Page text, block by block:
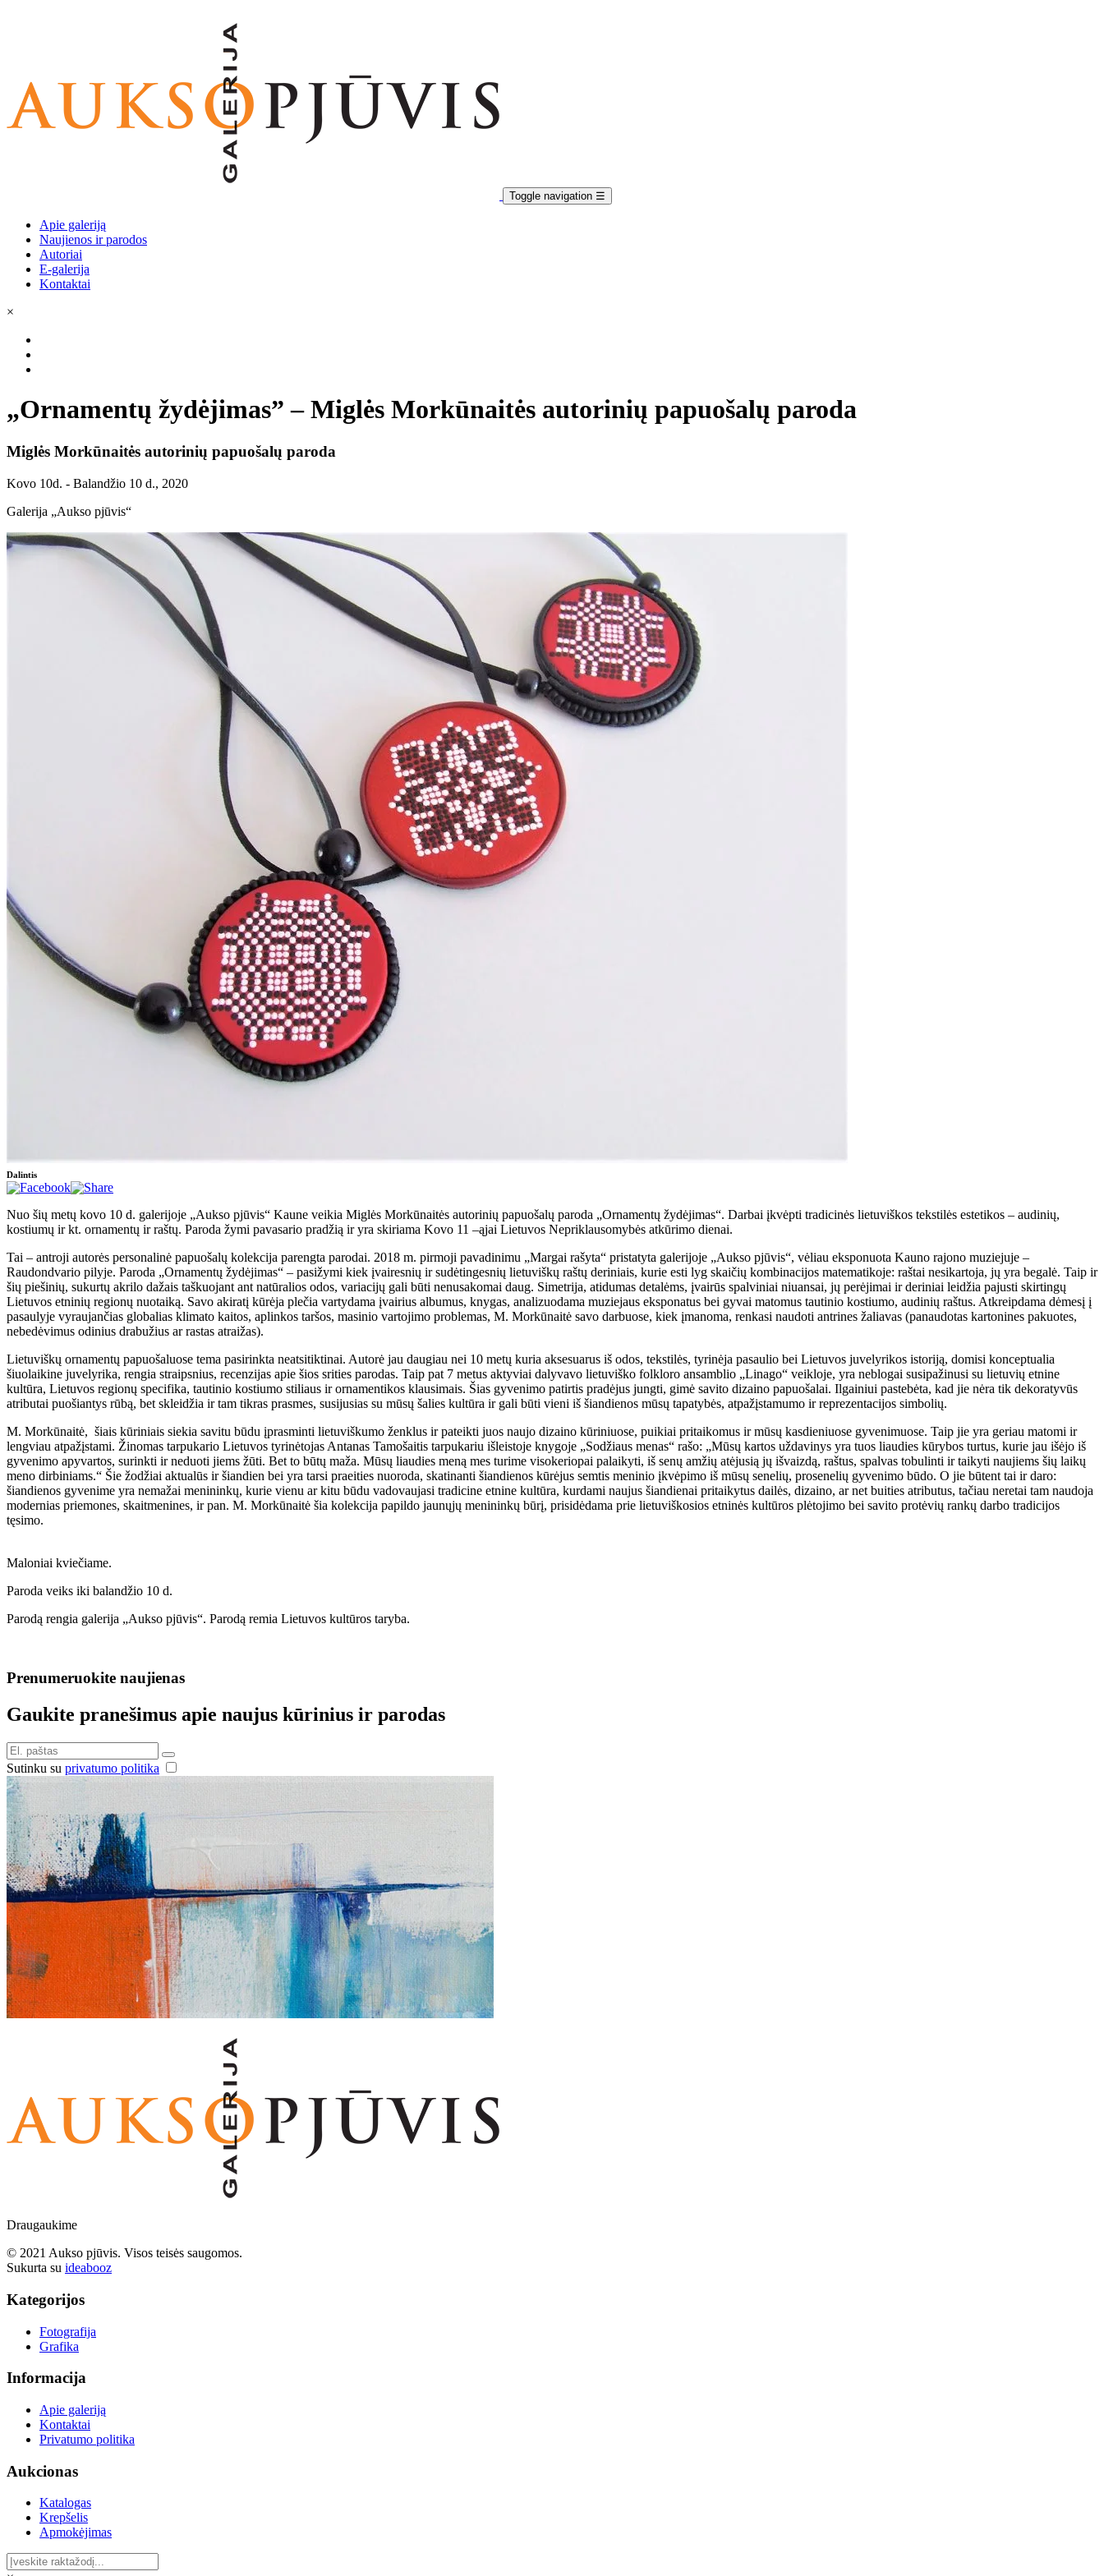
Toggle navigation ☰
Apie galeriją
Naujienos ir parodos
Autoriai
E-galerija
Kontaktai
×
„Ornamentų žydėjimas” – Miglės Morkūnaitės autorinių papuošalų paroda
Miglės Morkūnaitės autorinių papuošalų paroda
Kovo 10d. - Balandžio 10 d., 2020
Galerija „Aukso pjūvis“
Dalintis
Nuo šių metų kovo 10 d. galerijoje „Aukso pjūvis“ Kaune veikia Miglės Morkūnaitės autorinių papuošalų paroda „Ornamentų žydėjimas“. Darbai įkvėpti tradicinės lietuviškos tekstilės estetikos – audinių,
kostiumų ir kt. ornamentų ir raštų. Paroda žymi pavasario pradžią ir yra skiriama Kovo 11 –ąjai Lietuvos Nepriklausomybės atkūrimo dienai.
Tai – antroji autorės personalinė papuošalų kolekcija parengta parodai. 2018 m. pirmoji pavadinimu „Margai rašyta“ pristatyta galerijoje „Aukso pjūvis“, vėliau eksponuota Kauno rajono muziejuje –
Raudondvario pilyje. Paroda „Ornamentų žydėjimas“ – pasižymi kiek įvairesnių ir sudėtingesnių lietuviškų raštų deriniais, kurie esti lyg skaičių kombinacijos matematikoje: raštai nesikartoja, jų yra begalė. Taip ir
šių piešinių, sukurtų akrilo dažais taškuojant ant natūralios odos, variacijų gali būti nenusakomai daug. Simetrija, atidumas detalėms, įvairūs spalviniai niuansai, jų perėjimai ir deriniai leidžia pajusti skirtingų
Lietuvos etninių regionų nuotaiką. Savo akiratį kūrėja plečia vartydama įvairius albumus, knygas, analizuodama muziejaus eksponatus bei gyvai matomus tautinio kostiumo, audinių raštus. Atkreipdama dėmesį į
pasaulyje vyraujančias globalias klimato kaitos, aplinkos taršos, masinio vartojimo problemas, M. Morkūnaitė savo darbuose, kiek įmanoma, renkasi naudoti antrines žaliavas (panaudotas kartonines pakuotes,
nebedėvimus odinius drabužius ar rastas atraižas).
Lietuviškų ornamentų papuošaluose tema pasirinkta neatsitiktinai. Autorė jau daugiau nei 10 metų kuria aksesuarus iš odos, tekstilės, tyrinėja pasaulio bei Lietuvos juvelyrikos istoriją, domisi konceptualia
šiuolaikine juvelyrika, rengia straipsnius, recenzijas apie šios srities parodas. Taip pat 7 metus aktyviai dalyvavo lietuviško folkloro ansamblio „Linago“ veikloje, yra neblogai susipažinusi su lietuvių etnine
kultūra, Lietuvos regionų specifika, tautinio kostiumo stiliaus ir ornamentikos klausimais. Šias gyvenimo patirtis pradėjus jungti, gimė savito dizaino papuošalai. Ilgainiui pastebėta, kad jie nėra tik dekoratyvūs
atributai puošiantys rūbą, bet skleidžia ir tam tikras prasmes, susijusias su mūsų šalies kultūra ir gali būti vieni iš šiandienos mūsų tapatybės, atpažįstamumo ir reprezentacijos simbolių.
M. Morkūnaitė, šiais kūriniais siekia savitu būdu įprasminti lietuviškumo ženklus ir pateikti juos naujo dizaino kūriniuose, puikiai pritaikomus ir mūsų kasdieniuose gyvenimuose. Taip jie yra geriau matomi ir
lengviau atpažįstami. Žinomas tarpukario Lietuvos tyrinėtojas Antanas Tamošaitis tarpukariu išleistoje knygoje „Sodžiaus menas“ rašo: „Mūsų kartos uždavinys yra tuos liaudies kūrybos turtus, kurie jau išėjo iš
gyvenimo apyvartos, surinkti ir neduoti jiems žūti. Bet to būtų maža. Mūsų liaudies meną mes turime visokeriopai palaikyti, iš senų amžių atėjusią jų išvaizdą, raštus, spalvas tobulinti ir taikyti naujiems šių laikų
meno dirbiniams.“ Šie žodžiai aktualūs ir šiandien bei yra tarsi praeities nuoroda, skatinanti šiandienos kūrėjus semtis meninio įkvėpimo iš mūsų senelių, prosenelių gyvenimo būdo. O jie būtent tai ir daro:
šiandienos gyvenime yra nemažai menininkų, kurie vienu ar kitu būdu vadovaujasi tradicine etnine kultūra, kurdami naujus šiandienai pritaikytus dailės, dizaino, ar net buities atributus, tačiau neretai tam naudoja
modernias priemones, skaitmenines, ir pan. M. Morkūnaitė šia kolekcija papildo jaunųjų menininkų būrį, prisidėdama prie lietuviškosios etninės kultūros plėtojimo bei savito protėvių rankų darbo tradicijos
tęsimo.
Maloniai kviečiame.
Paroda veiks iki balandžio 10 d.
Parodą rengia galerija „Aukso pjūvis“. Parodą remia Lietuvos kultūros taryba.
Prenumeruokite naujienas
Gaukite pranešimus apie naujus kūrinius ir parodas
Sutinku su privatumo politika
Draugaukime
© 2021 Aukso pjūvis. Visos teisės saugomos.
Sukurta su ideabooz
Kategorijos
Fotografija
Grafika
Informacija
Apie galeriją
Kontaktai
Privatumo politika
Aukcionas
Katalogas
Krepšelis
Apmokėjimas